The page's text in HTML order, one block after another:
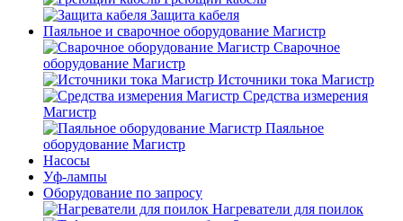
Защита кабеля
Паяльное и сварочное оборудование Магистр
Сварочное
оборудование Магистр
Источники тока Магистр
Средства измерения
Магистр
Паяльное
оборудование Магистр
Насосы
Уф-лампы
Оборудование по запросу
Нагреватели для поилок